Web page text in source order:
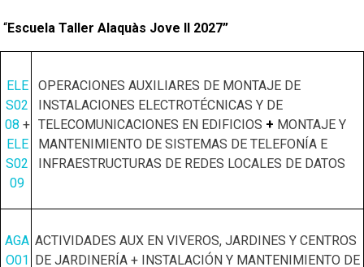
“Escuela Taller Alaquàs Jove II 2027”
ELE
S02
08 +
ELE
S02
09
OPERACIONES AUXILIARES DE MONTAJE DE
INSTALACIONES ELECTROTÉCNICAS Y DE
TELECOMUNICACIONES EN EDIFICIOS + MONTAJE Y
MANTENIMIENTO DE SISTEMAS DE TELEFONÍA E
INFRAESTRUCTURAS DE REDES LOCALES DE DATOS
AGA
O01
ACTIVIDADES AUX EN VIVEROS, JARDINES Y CENTROS
DE JARDINERÍA + INSTALACIÓN Y MANTENIMIENTO DE